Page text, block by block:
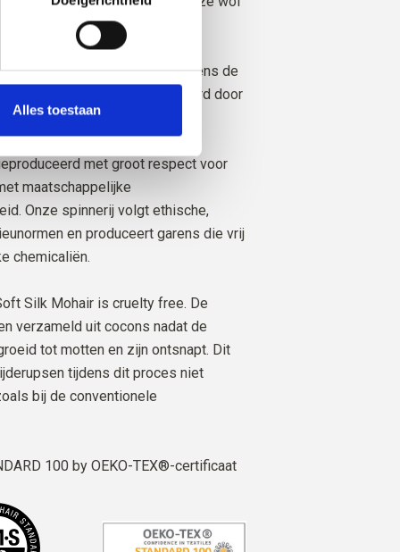
Alles toestaan
gecertificeerd volgens de
Standard (RMS), gecertificeerd door
1276494.
met groot respect voor
maatschappelijke
Onze spinnerij volgt ethische,
en produceert garens die vrij
chemicaliën.
Silk Mohair is cruelty free. De
verzameld uit cocons nadat de
tot motten en zijn ontsnapt. Dit
tijdens dit proces niet
bij de conventionele
100 by OEKO-TEX®-certificaat